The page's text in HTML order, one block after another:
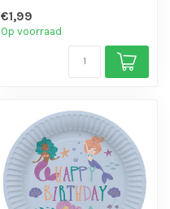
€1,99
Op voorraad